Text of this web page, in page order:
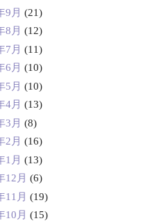
9月 (21)
8月 (12)
7月 (11)
6月 (10)
5月 (10)
4月 (13)
3月 (8)
2月 (16)
1月 (13)
12月 (6)
11月 (19)
10月 (15)